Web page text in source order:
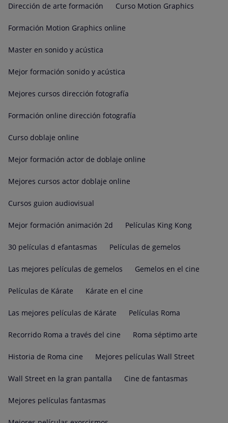
Dirección de arte formación Curso Motion Graphics
Formación Motion Graphics online
Master en sonido y acústica
Mejor formación sonido y acústica
Mejores cursos dirección fotografía
Formación online dirección fotografía
Curso doblaje online
Mejor formación actor de doblaje online
Mejores cursos actor doblaje online
Cursos guion audiovisual
Mejor formación animación 2d Películas King Kong
30 películas d efantasmas Películas de gemelos
Las mejores películas de gemelos Gemelos en el cine
Películas de Kárate Kárate en el cine
Las mejores películas de Kárate Películas Roma
Recorrido Roma a través del cine Roma séptimo arte
Historia de Roma cine Mejores películas Wall Street
Wall Street en la gran pantalla Cine de fantasmas
Mejores películas fantasmas